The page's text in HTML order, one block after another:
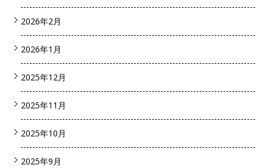
2026年2月
2026年1月
2025年12月
2025年11月
2025年10月
2025年9月